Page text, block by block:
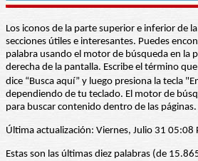
Los iconos de la parte superior e inferior de
secciones útiles e interesantes. Puedes
palabra usando el motor de búsqueda en la
derecha de la pantalla. Escribe el término
dice “Busca aquí” y luego presiona la tecla
dependiendo de tu teclado. El motor de
para buscar contenido dentro de las páginas.
Última actualización: Viernes, Julio 31 05:08
Estas son las últimas diez palabras (de